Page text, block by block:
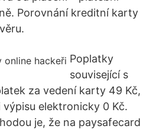
Porovnání kreditní karty
Poplatky
související s
za vedení karty 49 Kč,
elektronicky 0 Kč.
je, že na paysafecard